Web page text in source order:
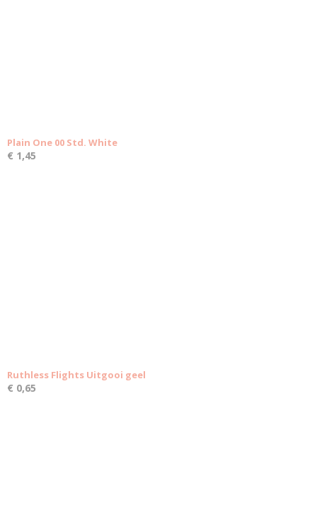
Plain One 00 Std. White
€ 1,45
Ruthless Flights Uitgooi geel
€ 0,65